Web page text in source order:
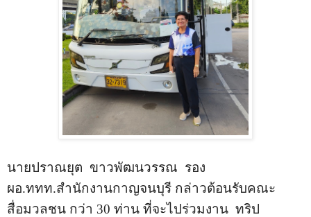
นายปราณยุต ขาวพัฒนวรรณ รอง
ผอ.ททท.สำนักงานกาญจนบุรี กล่าวต้อนรับคณะ
สื่อมวลชน กว่า 30 ท่าน ที่จะไปร่วมงาน ทริป